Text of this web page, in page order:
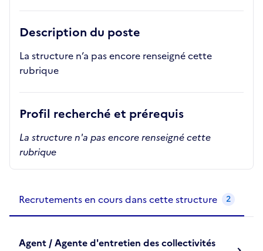
Description du poste
La structure n’a pas encore renseigné cette
rubrique
Profil recherché et prérequis
La structure n'a pas encore renseigné cette
rubrique
Recrutements en cours dans cette structure 2
Agent / Agente d'entretien des collectivités